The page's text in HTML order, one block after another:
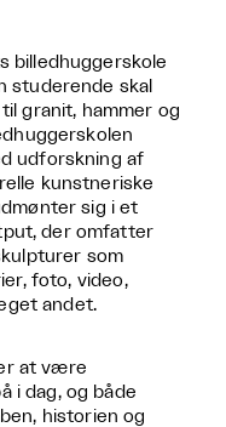
billedhuggerskole
studerende skal
granit, hammer og
udforskning af
kunstneriske
sig i et
der omfatter
som
foto, video,
andet.
at være
i dag, og både
historien og